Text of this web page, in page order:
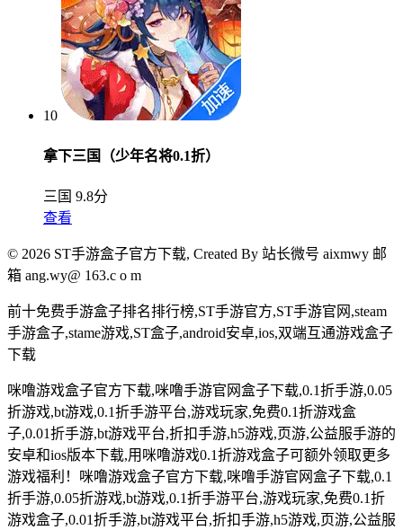
10
拿下三国（少年名将0.1折）
三国 9.8分
查看
© 2026 ST手游盒子官方下载, Created By 站长微号 aixmwy 邮
箱 ang.wy@ 163.c o m
前十免费手游盒子排名排行榜,ST手游官方,ST手游官网,steam
手游盒子,stame游戏,ST盒子,android安卓,ios,双端互通游戏盒子
下载
咪噜游戏盒子官方下载,咪噜手游官网盒子下载,0.1折手游,0.05
折游戏,bt游戏,0.1折手游平台,游戏玩家,免费0.1折游戏盒
子,0.01折手游,bt游戏平台,折扣手游,h5游戏,页游,公益服手游的
安卓和ios版本下载,用咪噜游戏0.1折游戏盒子可额外领取更多
游戏福利！咪噜游戏盒子官方下载,咪噜手游官网盒子下载,0.1
折手游,0.05折游戏,bt游戏,0.1折手游平台,游戏玩家,免费0.1折
游戏盒子,0.01折手游,bt游戏平台,折扣手游,h5游戏,页游,公益服